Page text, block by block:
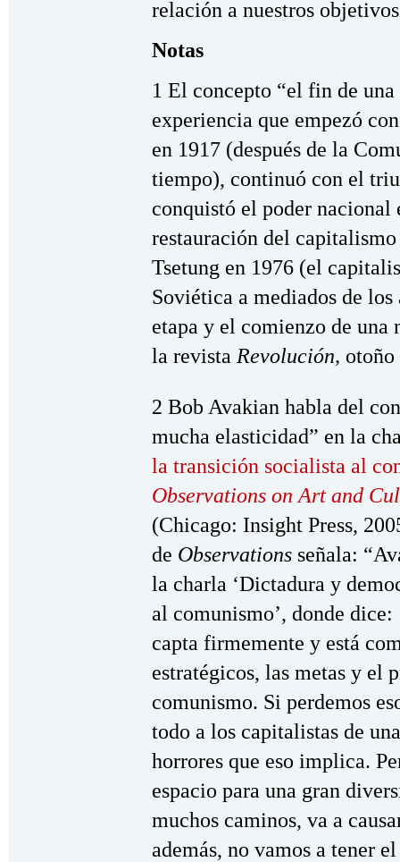
relación a nuestros
Notas
1 El concepto “el fin de
experiencia que empezó
en 1917 (después de la
tiempo), continuó con el
conquistó el poder
restauración del
Tsetung en 1976 (el
Soviética a mediados de
etapa y el comienzo de una
la revista Revolución, otoño
2 Bob Avakian habla del
mucha elasticidad” en la
la transición socialista al
Observations on Art and
(Chicago: Insight Press,
de Observations señala:
la charla ‘Dictadura y
al comunismo’, donde
capta firmemente y está
estratégicos, las metas y el
comunismo. Si perdemos
todo a los capitalistas de
horrores que eso implica.
espacio para una gran
muchos caminos, va a
además, no vamos a tener